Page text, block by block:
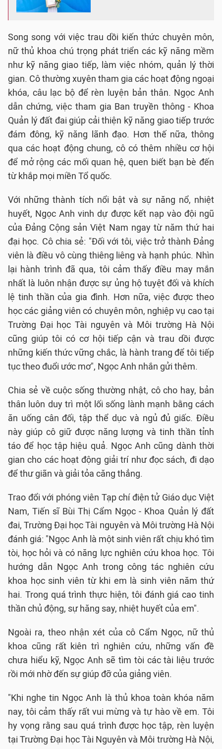
Song song với việc trau dồi kiến thức chuyên môn,
nữ thủ khoa chú trọng phát triển các kỹ năng mềm
như kỹ năng giao tiếp, làm việc nhóm, quản lý thời
gian. Cô thường xuyên tham gia các hoạt động ngoại
khóa, câu lạc bộ để rèn luyện bản thân. Ngọc Anh
dẫn chứng, việc tham gia Ban truyền thông - Khoa
Quản lý đất đai giúp cải thiện kỹ năng giao tiếp trước
đám đông, kỹ năng lãnh đạo. Hơn thế nữa, thông
qua các hoạt động chung, cô có thêm nhiều cơ hội
để mở rộng các mối quan hệ, quen biết bạn bè đến
từ khắp mọi miền Tổ quốc.
Với những thành tích nổi bật và sự năng nổ, nhiệt
huyết, Ngọc Anh vinh dự được kết nạp vào đội ngũ
của Đảng Cộng sản Việt Nam ngay từ năm thứ hai
đại học. Cô chia sẻ: "Đối với tôi, việc trở thành Đảng
viên là điều vô cùng thiêng liêng và hạnh phúc. Nhìn
lại hành trình đã qua, tôi cảm thấy điều may mắn
nhất là luôn nhận được sự ủng hộ tuyệt đối và khích
lệ tinh thần của gia đình. Hơn nữa, việc được theo
học các giảng viên có chuyên môn, nghiệp vụ cao tại
Trường Đại học Tài nguyên và Môi trường Hà Nội
cũng giúp tôi có cơ hội tiếp cận và trau dồi được
những kiến thức vững chắc, là hành trang để tôi tiếp
tục theo đuổi ước mơ", Ngọc Anh nhắn gửi thêm.
Chia sẻ về cuộc sống thường nhật, cô cho hay, bản
thân luôn duy trì một lối sống lành mạnh bằng cách
ăn uống cân đối, tập thể dục và ngủ đủ giấc. Điều
này giúp cô giữ được năng lượng và tinh thần tỉnh
táo để học tập hiệu quả. Ngọc Anh cũng dành thời
gian cho các hoạt động giải trí như đọc sách, đi dạo
để thư giãn và giải tỏa căng thẳng.
Trao đổi với phóng viên Tạp chí điện tử Giáo dục Việt
Nam, Tiến sĩ Bùi Thị Cẩm Ngọc - Khoa Quản lý đất
đai, Trường Đại học Tài nguyên và Môi trường Hà Nội
đánh giá: "Ngọc Anh là một sinh viên rất chịu khó tìm
tòi, học hỏi và có năng lực nghiên cứu khoa học. Tôi
hướng dẫn Ngọc Anh trong công tác nghiên cứu
khoa học sinh viên từ khi em là sinh viên năm thứ
hai. Trong quá trình thực hiện, tôi đánh giá cao tinh
thần chủ động, sự hăng say, nhiệt huyết của em".
Ngoài ra, theo nhận xét của cô Cẩm Ngọc, nữ thủ
khoa cũng rất kiên trì nghiên cứu, những vấn đề
chưa hiểu kỹ, Ngọc Anh sẽ tìm tòi các tài liệu trước
rồi mới nhờ đến sự giúp đỡ của giảng viên.
"Khi nghe tin Ngọc Anh là thủ khoa toàn khóa năm
nay, tôi cảm thấy rất vui mừng và tự hào về em. Tôi
hy vọng rằng sau quá trình được học tập, rèn luyện
tại Trường Đại học Tài Nguyên và Môi trường Hà Nội,